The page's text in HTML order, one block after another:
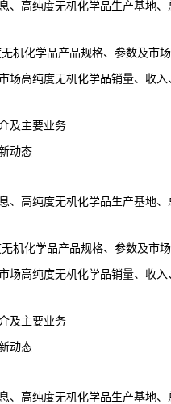
纯度无机化学品生产基地、
学品产品规格、参数及市场
纯度无机化学品销量、收入
主要业务
动态
纯度无机化学品生产基地、
学品产品规格、参数及市场
纯度无机化学品销量、收入
主要业务
动态
纯度无机化学品生产基地、